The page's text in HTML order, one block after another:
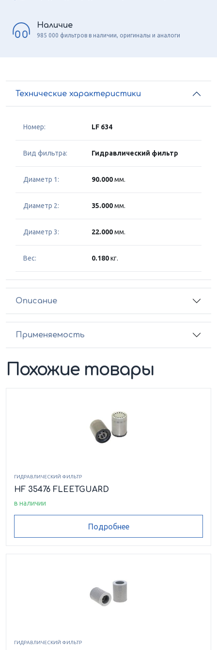
Наличие
985 000 фильтров в наличии, оригиналы и аналоги
Технические характеристики
Номер: LF 634
Вид фильтра: Гидравлический фильтр
Диаметр 1: 90.000мм.
Диаметр 2: 35.000мм.
Диаметр 3: 22.000мм.
Вес: 0.180кг.
Описание
Применяемость
Похожие товары
ГИДРАВЛИЧЕСКИЙ ФИЛЬТР
HF 35476 FLEETGUARD
в наличии
Подробнее
ГИДРАВЛИЧЕСКИЙ ФИЛЬТР